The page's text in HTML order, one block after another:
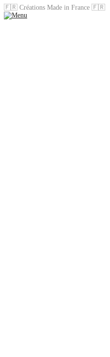
🇫🇷 Créations Made in France 🇫🇷